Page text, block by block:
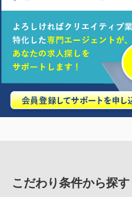
こだわり条件から探す